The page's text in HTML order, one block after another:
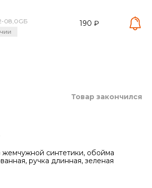
08,0GБ
190 ₽
Товар закончился
жемчужной синтетики, обойма
ручка длинная, зеленая